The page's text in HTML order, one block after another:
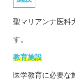
聖マリアンナ医科
す。
教育施設
医学教育に必要な